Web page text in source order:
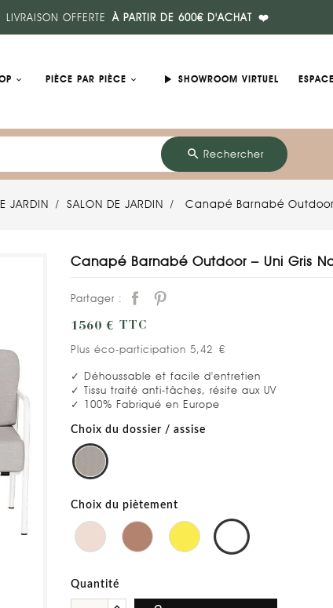
LIVRAISON OFFERTE À PARTIR DE 600€ D'ACHAT ❤️
PIÈCE PAR PIÈCE play_arrow SHOWROOM VIRTUEL
search Rechercher
JARDIN SALON DE JARDIN Canapé Barnabé
Canapé Barnabé Outdoor – Uni Gris
Partager :
1560 € TTC
Plus éco-participation 5,42 €
✓ Déhoussable et facile d'entretien
✓ Tissu traité anti-tâches, résite aux UV
✓ 100% Fabriqué en Europe
Choix du dossier / assise
Choix du piètement
Quantité